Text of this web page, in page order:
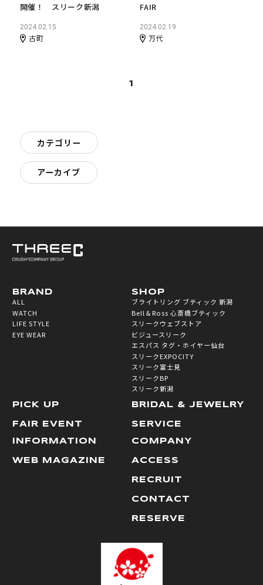
開催！ スリーク新潟
2024.02.15
古町
FAIR
2024.02.19
万代
1
カテゴリー
アーカイブ
BRAND
ALL
WATCH
LIFE STYLE
EYE WEAR
SHOP
ブライトリング ブティック 新潟
Bell＆Ross 心斎橋ブティック
スリークウェブストア
ビジュースリーク
エスパス タグ・ホイヤー仙台
スリークEXPOCITY
スリーク富士見
スリークBP
スリーク新潟
PICK UP
FAIR EVENT
INFORMATION
WEB MAGAZINE
BRIDAL & JEWELRY
SERVICE
COMPANY
ACCESS
RECRUIT
CONTACT
RESERVE